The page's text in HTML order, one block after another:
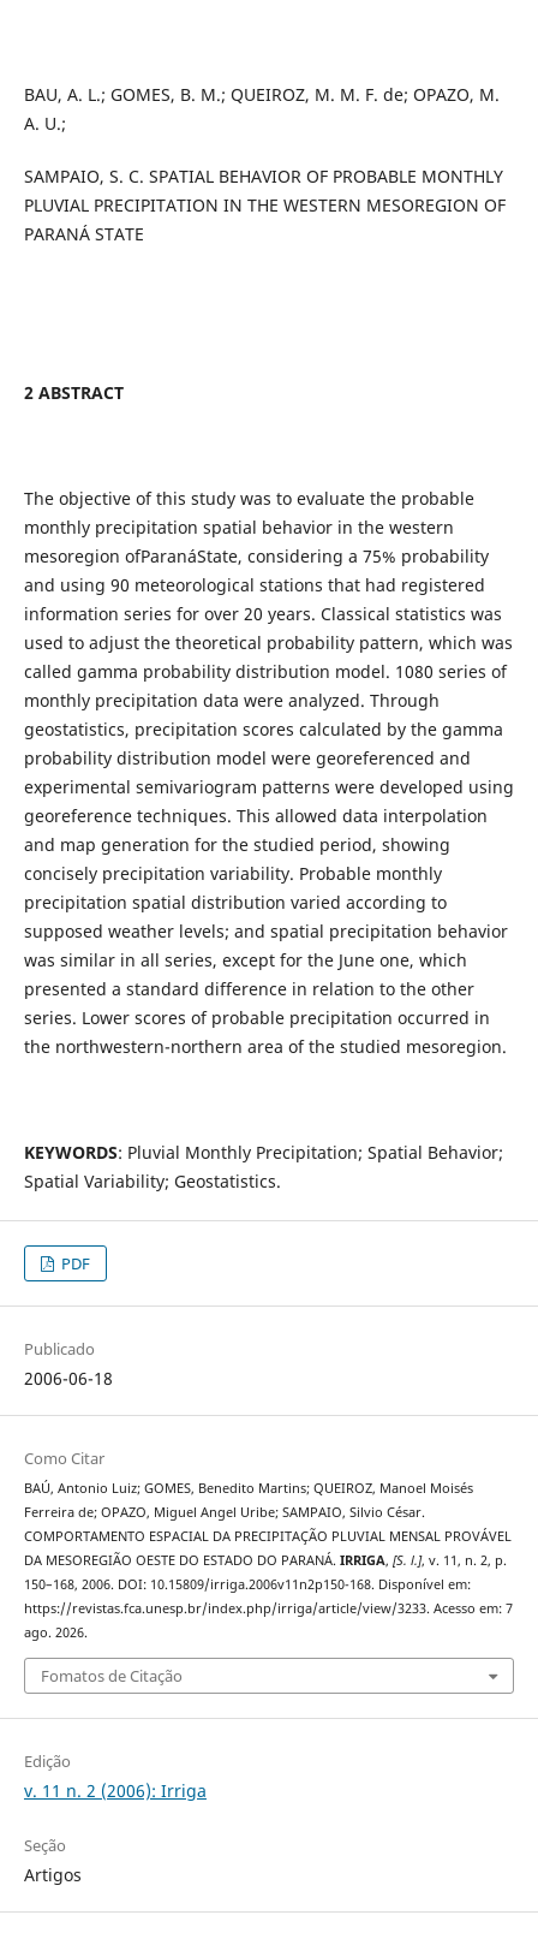
BAU, A. L.; GOMES, B. M.; QUEIROZ, M. M. F. de; OPAZO, M.
A. U.;
SAMPAIO, S. C. SPATIAL BEHAVIOR OF PROBABLE MONTHLY
PLUVIAL PRECIPITATION IN THE WESTERN MESOREGION OF
PARANÁ STATE
2 ABSTRACT
The objective of this study was to evaluate the probable
monthly precipitation spatial behavior in the western
mesoregion ofParanáState, considering a 75% probability
and using 90 meteorological stations that had registered
information series for over 20 years. Classical statistics was
used to adjust the theoretical probability pattern, which was
called gamma probability distribution model. 1080 series of
monthly precipitation data were analyzed. Through
geostatistics, precipitation scores calculated by the gamma
probability distribution model were georeferenced and
experimental semivariogram patterns were developed using
georeference techniques. This allowed data interpolation
and map generation for the studied period, showing
concisely precipitation variability. Probable monthly
precipitation spatial distribution varied according to
supposed weather levels; and spatial precipitation behavior
was similar in all series, except for the June one, which
presented a standard difference in relation to the other
series. Lower scores of probable precipitation occurred in
the northwestern-northern area of the studied mesoregion.
KEYWORDS: Pluvial Monthly Precipitation; Spatial Behavior;
Spatial Variability; Geostatistics.
PDF
Publicado
2006-06-18
Como Citar
BAÚ, Antonio Luiz; GOMES, Benedito Martins; QUEIROZ, Manoel Moisés
Ferreira de; OPAZO, Miguel Angel Uribe; SAMPAIO, Silvio César.
COMPORTAMENTO ESPACIAL DA PRECIPITAÇÃO PLUVIAL MENSAL PROVÁVEL
DA MESOREGIÃO OESTE DO ESTADO DO PARANÁ. IRRIGA, [S. l.], v. 11, n. 2, p.
150–168, 2006. DOI: 10.15809/irriga.2006v11n2p150-168. Disponível em:
https://revistas.fca.unesp.br/index.php/irriga/article/view/3233. Acesso em: 7
ago. 2026.
Fomatos de Citação
Edição
v. 11 n. 2 (2006): Irriga
Seção
Artigos